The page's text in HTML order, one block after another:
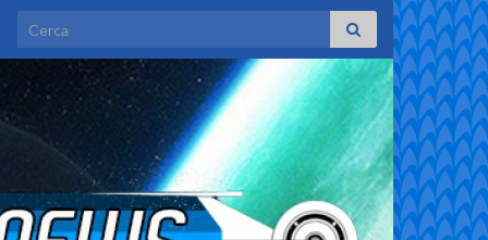
Search for: